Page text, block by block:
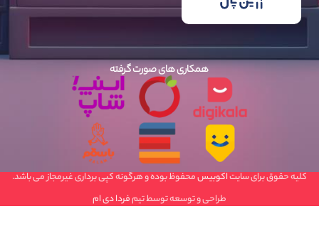
همکاری های صورت گرفته
کلیه حقوق برای سایتاکوبیسمحفوظ بوده و هرگونه کپی برداری غیرمجاز می باشد.
طراحی و توسعه توسط تیمفردا دی ام